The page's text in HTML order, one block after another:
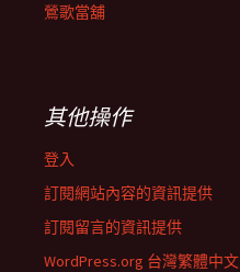
鶯歌當舖
其他操作
登入
訂閱網站內容的資訊提供
訂閱留言的資訊提供
WordPress.org 台灣繁體中文